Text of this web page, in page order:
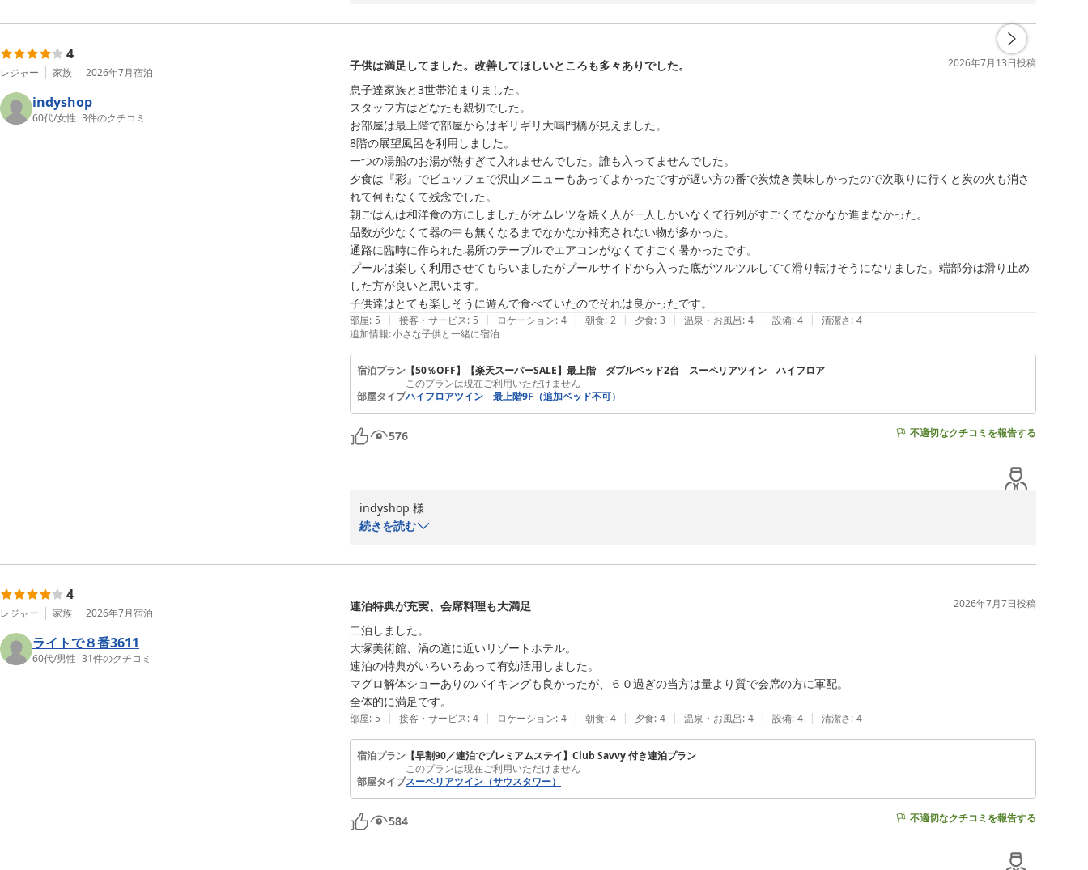
す。
ご投稿いただいたお写真から、マリンメニューやナイトプール、釣り堀、そして「阿波の國」まで、本当にリゾートステイを満喫
し、遊び尽くしていただいたご様子、大変嬉しく拝読いたしました。
私どもでは、お部屋のチェックインは15時ですが、12時にご記帳いただいた後は、プールやビーチ、温泉などの館内施設をご利用
いただいております。さらにお部屋のチェックアウトは11時ですが、その後も15時まで引き続き館内施設のご利用が可能となって
おり、最大で27時間のリゾートステイをお愉しみいただけます。pinku 様よりいただいた「館内でずっと遊べました」とのお言葉
は、本当にご滞在に満足いただいたことが伝わり、一同何より嬉しく感じております。
また、大浴場に設置のReFaのシャワーヘッドやドライヤーにもご満足いただけたとのお言葉をありがとうございます。快適なご滞
在の一助となりましたことを大変光栄に存じます。
これからも、お子様から大人の方まで一日中お楽しみいただけるリゾートを目指し、より充実したサービスをご提供してまいりま
す。
pinku様 ご家族のまたのお帰りを、スタッフ一同心よりお待ち申し上げております。
アオアヲ ナルト リゾート
ルームズ＆セールス マーケティングディレクター
アオアヲナルトリゾート
4
レジャー 家族 2026年7月宿泊
indyshop
60代/女性 |3件のクチコミ
子供は満足してました。改善してほしいところも多々ありでした。 2026年7月13日投稿
息子達家族と3世帯泊まりました。
スタッフ方はどなたも親切でした。
お部屋は最上階で部屋からはギリギリ大鳴門橋が見えました。
8階の展望風呂を利用しました。
一つの湯船のお湯が熱すぎて入れませんでした。誰も入ってませんでした。
夕食は『彩』でビュッフェで沢山メニューもあってよかったですが遅い方の番で炭焼き美味しかったので次取りに行くと炭の火も消さ
れて何もなくて残念でした。
朝ごはんは和洋食の方にしましたがオムレツを焼く人が一人しかいなくて行列がすごくてなかなか進まなかった。
品数が少なくて器の中も無くなるまでなかなか補充されない物が多かった。
通路に臨時に作られた場所のテーブルでエアコンがなくてすごく暑かったです。
プールは楽しく利用させてもらいましたがプールサイドから入った底がツルツルしてて滑り転けそうになりました。端部分は滑り止め
した方が良いと思います。
部屋: 5 | 接客・サービス: 5 | ロケーション: 4 | 朝食: 2 | 夕食: 3 | 温泉・お風呂: 4 | 設備: 4 | 清潔さ: 4
追加情報:小さな子供と一緒に宿泊
宿泊プラン 【50％OFF】【楽天スーパーSALE】最上階 ダブルベッド2台 スーペリアツイン ハイフロア
このプランは現在ご利用いただけません
部屋タイプハイフロアツイン 最上階9F（追加ベッド不可）
576 不適切なクチコミを報告する
indyshop 様
また、貴重なご感想をお寄せいただき、心より御礼申し上げます。
スタッフの対応につきまして、「どなたも親切でした」とのお言葉をいただき、大変嬉しく存じます。
また、最上階のお部屋からの眺望や、プールをお楽しみいただき、お子様方が楽しそうにお過ごしになられたとのこと、何よりで
ございます。
一方で、ご滞在中数々のご不便と残念な思いをお掛けし、誠に申し訳ございませんでした。
展望風呂の一部の浴槽が熱すぎたこと、温度管理が行き届かず申し訳ございませんでした。いただいたご指摘を関係部署と共有
し、浴槽ごとの温度確認を含め、快適にご利用いただける環境づくりに努めてまいります。
また「阿波三昧」で提供の「囲炉裏焼」につきましても、おかわりをご希望の際にご提供が終了していて残念なお気持ちにさせて
しまい申し訳ございませんでした。現在タイムサービスでのご提供となっておりますが告知が行き届かず申し訳ございませんでし
た。分かりやすいご案内ができるように努めてまいります。
その他、朝食時オムレツの行列や料理の補充が間に合っていない状況、品数へのご指摘をいただき、重ねてお詫び申し上げます。
他にもプール内床面が滑りやすい点など、具体的なご意見をありがとうございます。安全面に関わるご指摘として重く受け止め、
設備担当とも共有し、確認と改善を進めてまいります。
続きを読む
4
レジャー 家族 2026年7月宿泊
ライトで８番3611
60代/男性 |31件のクチコミ
連泊特典が充実、会席料理も大満足 2026年7月7日投稿
二泊しました。
大塚美術館、渦の道に近いリゾートホテル。
連泊の特典がいろいろあって有効活用しました。
マグロ解体ショーありのバイキングも良かったが、６０過ぎの当方は量より質で会席の方に軍配。
全体的に満足です。
部屋: 5 | 接客・サービス: 4 | ロケーション: 4 | 朝食: 4 | 夕食: 4 | 温泉・お風呂: 4 | 設備: 4 | 清潔さ: 4
宿泊プラン 【早割90／連泊でプレミアムステイ】Club Savvy 付き連泊プラン
このプランは現在ご利用いただけません
部屋タイプスーペリアツイン（サウスタワー）
584 不適切なクチコミを報告する